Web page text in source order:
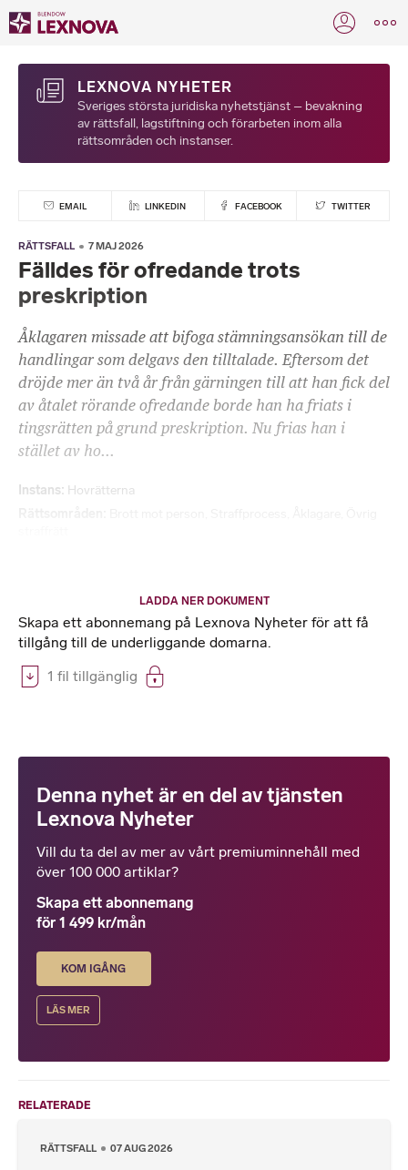
LEXNOVA NYHETER
Sveriges största juridiska nyhetstjänst – bevakning
av rättsfall, lagstiftning och förarbeten inom alla
rättsområden och instanser.
EMAIL LINKEDIN FACEBOOK TWITTER
RÄTTSFALL 7 MAJ 2026
Fälldes för ofredande trots
preskription
Åklagaren missade att bifoga stämningsansökan till de
handlingar som delgavs den tilltalade. Eftersom det
dröjde mer än två år från gärningen till att han fick del
av åtalet rörande ofredande borde han ha friats i
tingsrätten på grund preskription. Nu frias han i
stället av ho...
Instans Hovrätterna
LADDA NER DOKUMENT
Skapa ett abonnemang på Lexnova Nyheter för att få
tillgång till de underliggande domarna.
1 fil tillgänglig
Denna nyhet är en del av tjänsten
Lexnova Nyheter
Vill du ta del av mer av vårt premiuminnehåll med
över 100 000 artiklar?
Skapa ett abonnemang
för 1 499 kr/mån
KOM IGÅNG
LÄS MER
RELATERADE
RÄTTSFALL 07 AUG 2026